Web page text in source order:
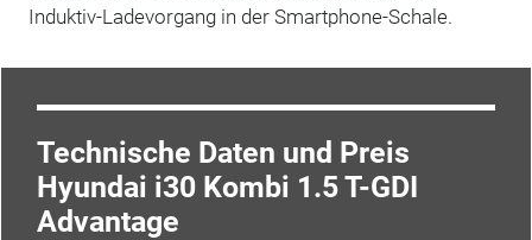
Induktiv-Ladevorgang in der Smartphone-Schale.
Technische Daten und Preis
Hyundai i30 Kombi 1.5 T-GDI
Advantage